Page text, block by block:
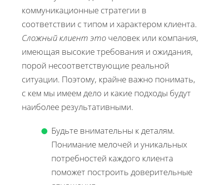
коммуникационные стратегии в
соответствии с типом и характером клиента.
Сложный клиент это человек или компания,
имеющая высокие требования и ожидания,
порой несоответствующие реальной
ситуации. Поэтому, крайне важно понимать,
с кем мы имеем дело и какие подходы будут
наиболее результативными.
Будьте внимательны к деталям.
Понимание мелочей и уникальных
потребностей каждого клиента
поможет построить доверительные